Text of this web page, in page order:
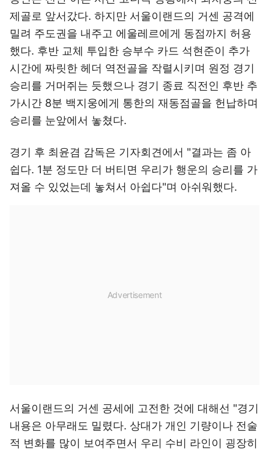
제골로 앞서갔다. 하지만 서울이랜드의 거센 공격에
밀려 주도권을 내주고 에울레르에게 동점까지 허용
했다. 후반 교체 투입한 승부수 카드 석현준이 추가
시간에 짜릿한 헤더 역전골을 작렬시키며 원정 경기
승리를 거머쥐는 듯했으나 경기 종료 직전인 후반 추
가시간 8분 백지웅에게 통한의 재동점골을 헌납하며
승리를 눈앞에서 놓쳤다.
경기 후 최윤겸 감독은 기자회견에서 "결과는 좀 아
쉽다. 1분 정도만 더 버티면 우리가 행운의 승리를 가
져올 수 있었는데 놓쳐서 아쉽다"며 아쉬워했다.
서울이랜드의 거센 공세에 고전한 것에 대해선 "경기
내용은 아무래도 밀렸다. 상대가 개인 기량이나 전술
적 변화를 많이 보여주면서 우리 수비 라인이 굉장히